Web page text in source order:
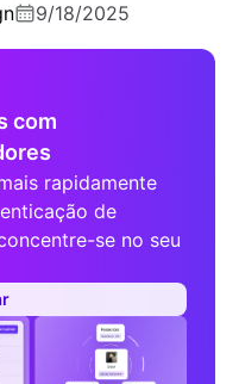
9/18/2025
com
rapidamente
de
se no seu